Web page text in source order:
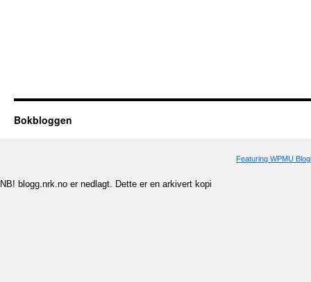
Bokbloggen
Featuring WPMU
NB! blogg.nrk.no er nedlagt. Dette er en arkivert kopi